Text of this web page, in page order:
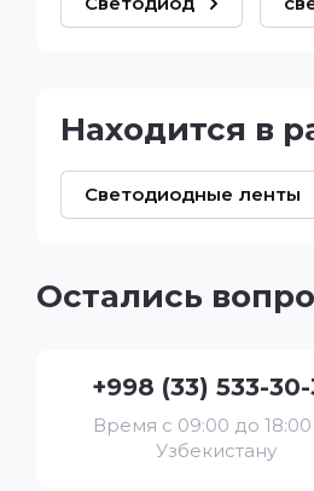
Находится в
Светодиодные ленты
Остались
+998 (33) 533-
Время с 09:00 до
Узбекистану